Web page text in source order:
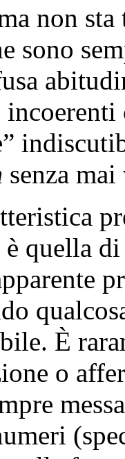
non sta
sono
senza
quella
È
o